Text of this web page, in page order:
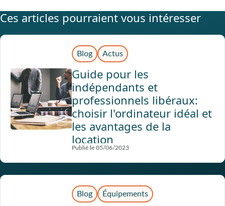
Ces articles pourraient vous intéresser
Blog Actus
Guide pour les
indépendants et
professionnels libéraux:
choisir l'ordinateur idéal et
les avantages de la
location
Publié le 05/06/2023
Blog Équipements